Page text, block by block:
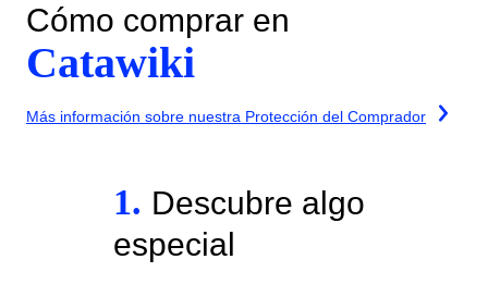
Cómo comprar en
Catawiki
Más información sobre nuestra Protección del Comprador
1. Descubre algo
especial